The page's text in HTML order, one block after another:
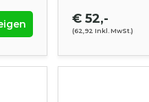
€ 52,-
(62,92 Inkl. MwSt.)